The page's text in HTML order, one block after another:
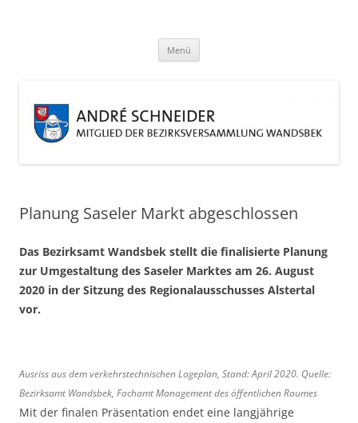
Menü
Planung Saseler Markt abgeschlossen
Das Bezirksamt Wandsbek stellt die finalisierte Planung
zur Umgestaltung des Saseler Marktes am 26. August
2020 in der Sitzung des Regionalausschusses Alstertal
vor.
Ausriss aus dem verkehrstechnischen Lageplan, Stand: April 2020. Quelle:
Bezirksamt Wandsbek, Fachamt Management des öffentlichen Raumes
Mit der finalen Präsentation endet eine langjährige